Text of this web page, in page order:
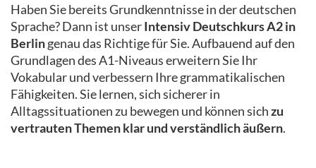
Haben Sie bereits Grundkenntnisse in der deutschen
Sprache? Dann ist unserIntensiv Deutschkurs A2 in
Berlingenau das Richtige für Sie. Aufbauend auf den
Grundlagen des A1-Niveaus erweitern Sie Ihr
Vokabular und verbessern Ihre grammatikalischen
Fähigkeiten. Sie lernen, sich sicherer in
Alltagssituationen zu bewegen und können sichzu
vertrauten Themen klar und verständlich äußern.